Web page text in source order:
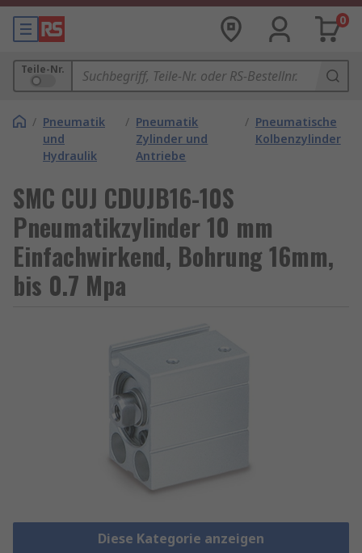
0
Teile-Nr.
/ Pneumatik
und
Hydraulik
/ Pneumatik
Zylinder und
Antriebe
/ Pneumatische
Kolbenzylinder
SMC CUJ CDUJB16-10S
Pneumatikzylinder 10 mm
Einfachwirkend, Bohrung 16mm,
bis 0.7 Mpa
Diese Kategorie anzeigen